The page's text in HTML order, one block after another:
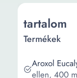
tartalom
Termékek
Aroxol
ellen, 400